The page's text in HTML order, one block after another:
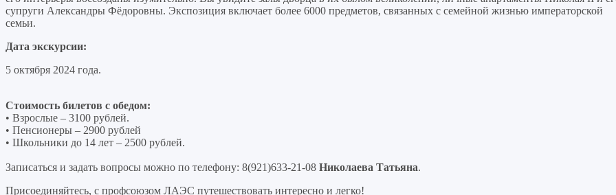
супруги Александры Фёдоровны. Экспозиция включает более 6000 предметов, связанных с семейной жизнью императорской
семьи.
Дата экскурсии:
5 октября 2024 года.
Стоимость билетов с обедом:
• Взрослые – 3100 рублей.
• Пенсионеры – 2900 рублей
• Школьники до 14 лет – 2500 рублей.
Записаться и задать вопросы можно по телефону: 8(921)633-21-08 Николаева Татьяна.
Присоединяйтесь, с профсоюзом ЛАЭС путешествовать интересно и легко!